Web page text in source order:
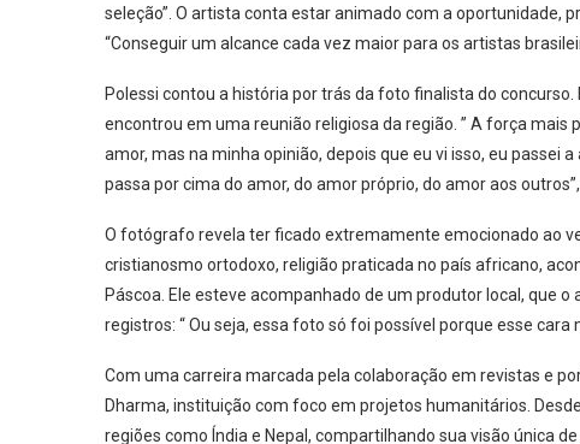
seleção”. O artista conta estar animado com a oportunidade,
“Conseguir um alcance cada vez maior para os artistas
Polessi contou a história por trás da foto finalista do
encontrou em uma reunião religiosa da região. ” A força mais
amor, mas na minha opinião, depois que eu vi isso, eu passei
passa por cima do amor, do amor próprio, do amor aos outros”,
O fotógrafo revela ter ficado extremamente emocionado ao
cristianosmo ortodoxo, religião praticada no país africano,
Páscoa. Ele esteve acompanhado de um produtor local, que
registros: “ Ou seja, essa foto só foi possível porque esse cara
Com uma carreira marcada pela colaboração em revistas e
Dharma, instituição com foco em projetos humanitários.
regiões como Índia e Nepal, compartilhando sua visão única